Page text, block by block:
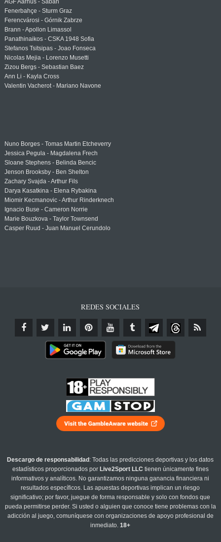
AGF Aarhus - Sabah
Fenerbahçe - Sturm Graz
Ferencvárosi - Górnik Zabrze
Brann - Apollon Limassol
Panathinaikos - CSKA 1948 Sofia
Stefanos Tsitsipas - Joao Fonseca
Nicolas Mejia - Lorenzo Musetti
Zizou Bergs - Sebastian Baez
Ann Li - Kayla Cross
Valentin Vacherot - Mariano Navone
Nuno Borges - Tomas Martin Etcheverry
Jessica Pegula - Magdalena Frech
Sloane Stephens - Belinda Bencic
Jenson Brooksby - Ben Shelton
Zachary Svajda - Arthur Fils
Darya Kasatkina - Elena Rybakina
Miomir Kecmanovic - Arthur Rinderknech
Ignacio Buse - Cameron Norrie
Marie Bouzkova - Taylor Townsend
Casper Ruud - Juan Manuel Cerundolo
REDES SOCIALES
Descargo de responsabilidad : Todas las predicciones deportivas y los datos
estadísticos proporcionados por Live2Sport LLC tienen únicamente fines
informativos y analíticos. No garantizamos ninguna ganancia financiera ni
resultados específicos. Las apuestas deportivas implican un riesgo
significativo; por favor, juegue de forma responsable y solo con fondos que
pueda permitirse perder. Si usted o alguien que conoce tiene problemas con la
adicción al juego, comuníquese con organizaciones de apoyo profesional de
inmediato.18+